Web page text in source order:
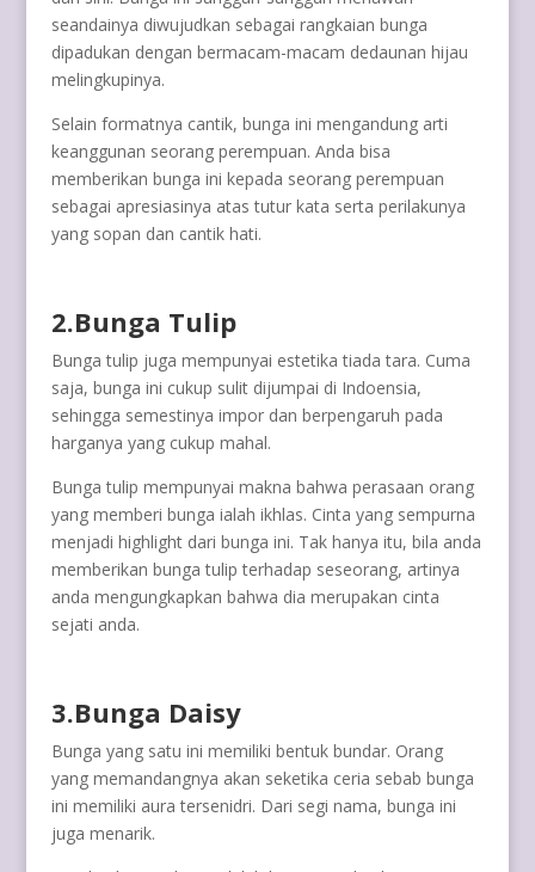
seandainya diwujudkan sebagai rangkaian bunga
dipadukan dengan bermacam-macam dedaunan hijau
melingkupinya.
Selain formatnya cantik, bunga ini mengandung arti
keanggunan seorang perempuan. Anda bisa
memberikan bunga ini kepada seorang perempuan
sebagai apresiasinya atas tutur kata serta perilakunya
yang sopan dan cantik hati.
2.Bunga Tulip
Bunga tulip juga mempunyai estetika tiada tara. Cuma
saja, bunga ini cukup sulit dijumpai di Indoensia,
sehingga semestinya impor dan berpengaruh pada
harganya yang cukup mahal.
Bunga tulip mempunyai makna bahwa perasaan orang
yang memberi bunga ialah ikhlas. Cinta yang sempurna
menjadi highlight dari bunga ini. Tak hanya itu, bila anda
memberikan bunga tulip terhadap seseorang, artinya
anda mengungkapkan bahwa dia merupakan cinta
sejati anda.
3.Bunga Daisy
Bunga yang satu ini memiliki bentuk bundar. Orang
yang memandangnya akan seketika ceria sebab bunga
ini memiliki aura tersenidri. Dari segi nama, bunga ini
juga menarik.